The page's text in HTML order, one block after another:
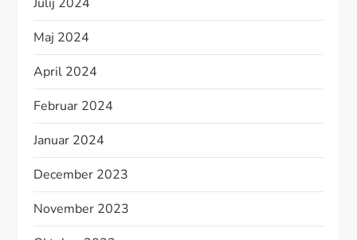
Maj 2024
April 2024
Februar 2024
Januar 2024
December 2023
November 2023